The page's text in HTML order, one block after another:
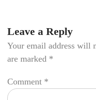
Leave a Reply
Your email address will
are marked *
Comment *